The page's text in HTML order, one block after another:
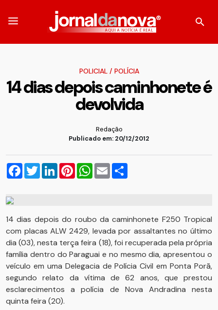
POLICIAL/ POLÍCIA
14 dias depois caminhonete é
devolvida
Redação
Publicado em: 20/12/2012
Facebook
TwitterLinkedInPinterestWhatsApp
Email
14 dias depois do roubo da caminhonete F250 Tropical
com placas ALW 2429, levada por assaltantes no último
dia (03), nesta terça feira (18), foi recuperada pela própria
família dentro do Paraguai e no mesmo dia, apresentou o
veículo em uma Delegacia de Polícia Civil em Ponta Porã,
segundo relato da vítima de 62 anos, que prestou
esclarecimentos a polícia de Nova Andradina nesta
quinta feira (20).